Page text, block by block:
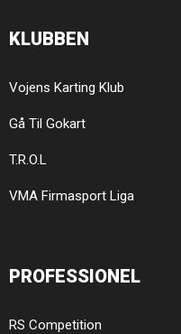
KLUBBEN
Vojens Karting Klub
Gå Til Gokart
T.R.O.L
VMA Firmasport Liga
PROFESSIONEL
RS Competition